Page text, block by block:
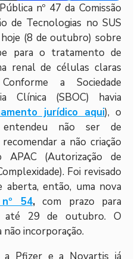
nº 47 da Comissão
de Tecnologias no SUS
(8 de outubro) sobre
para o tratamento de
renal de células claras
a Sociedade
Clínica (SBOC) havia
jurídico aqui), o
não ser de
a não criação
APAC (Autorização de
Foi revisado
então, uma nova
54,com prazo para
até 29 de outubro. O
não incorporação.
a Pfizer e a Novartis já